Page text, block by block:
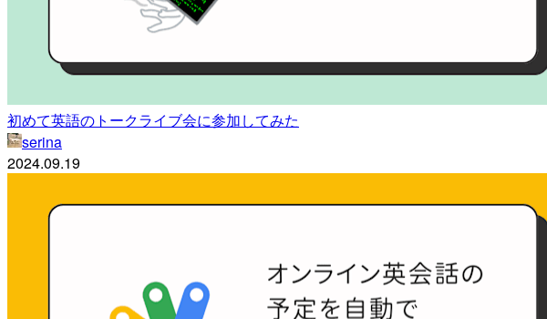
初めて英語のトークライブ会に参加してみた
serina
2024.09.19